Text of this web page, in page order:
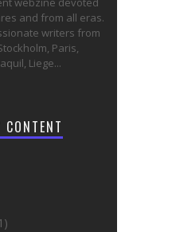
and from all eras.
writers from
Paris,
Liege...